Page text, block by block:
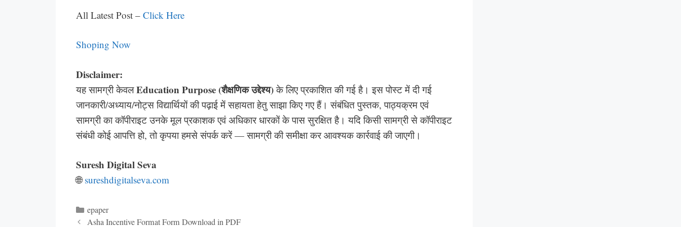
All Latest Post – Click Here
Shoping Now
Disclaimer:
यह सामग्री केवलEducation Purpose (शैक्षणिक उद्देश्य)के लिए प्रकाशित की गई है। इस पोस्ट में दी गई
जानकारी/अध्याय/नोट्स विद्यार्थियों की पढ़ाई में सहायता हेतु साझा किए गए हैं। संबंधित पुस्तक, पाठ्यक्रम एवं
सामग्री का कॉपीराइट उनके मूल प्रकाशक एवं अधिकार धारकों के पास सुरक्षित है। यदि किसी सामग्री से कॉपीराइट
संबंधी कोई आपत्ति हो, तो कृपया हमसे संपर्क करें — सामग्री की समीक्षा कर आवश्यक कार्रवाई की जाएगी।
Suresh Digital Seva
🌐sureshdigitalseva.com
Categories
epaper
Asha Incentive Format Form Download in PDF